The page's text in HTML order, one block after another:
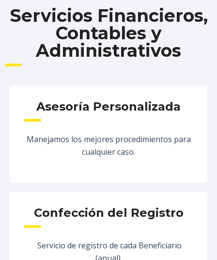
Servicios Financieros,
Contables y
Administrativos
Asesoría Personalizada
Manejamos los mejores procedimientos para
cualquier caso.
Confección del Registro
Servicio de registro de cada Beneficiario